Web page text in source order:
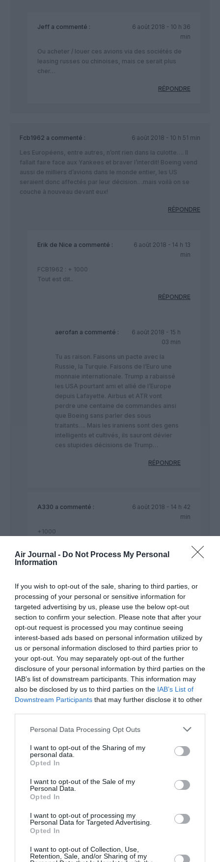
Air Journal - Do Not Process My Personal
Information
If you wish to opt-out of the sale, sharing to third parties, or
processing of your personal or sensitive information for
targeted advertising by us, please use the below opt-out
section to confirm your selection. Please note that after your
opt-out request is processed you may continue seeing
interest-based ads based on personal information utilized by
us or personal information disclosed to third parties prior to
your opt-out. You may separately opt-out of the further
disclosure of your personal information by third parties on the
IAB’s list of downstream participants. This information may
also be disclosed by us to third parties on the IAB’s List of
Downstream Participants that may further disclose it to other
Personal Data Processing Opt Outs
I want to opt-out of the Sharing of my
personal data.
Opted In
I want to opt-out of the Sale of my
Personal Data.
Opted In
I want to opt-out of processing my
Personal Data for Targeted Advertising.
Opted In
I want to opt-out of Collection, Use,
Retention, Sale, and/or Sharing of my
Jeff a commenté :
6 août 2018 - 10 h 36
min
Ou acheter / louer ces avions via des sociétés de
leasing russes ou chinoises, mais ce serait plus
cher…
RÉPONDRE
Fcb1962 a commenté :
6 août 2018 - 10 h 51 min
Les Européens, entre autres, n’ont rien dans la culotte…. Il
fallait faire face aux Yankees et braver l’interdit! Boeing vend
aussi de milliers d’avions dans le monde entier, les US
seraient donc affectés par leur décision.. .mais voilà on se
couche à nouveau devant eux!
RÉPONDRE
Erik de Nice a commenté :
6 août 2018 - 14 h 13
min
FCB1962 : + 1000
Tout est dit..
RÉPONDRE
aerofan a commenté :
6 août 2018 - 15 h
03 min
Tu as raison. Faisons un pacte avec la
Russie, la Turquie. Faisons de l’Euro une
monnaie internationale. Trump a rabaissé
les USA pourtant ami et allié de l’Europe
depuis Lafayette. Airbus et ATR vont
perdre une centaine de commandes ainsi
que Boeing sans parler des sous
traitants…. Mais les iraniens sont des gens
intelligents et cultivés, ils sauront dévier
ces stupides décisions de Trump…
RÉPONDRE
A330 a commenté :
6 août 2018 - 14 h 42
min
+1000
Comet4 a commenté :
6 août 2018 - 15 h 56
Braver le boycot US serait envisageable si les ATR
& Airbus étaient composés à 100% européens ,
mais comme ce n’est pas le cas et qu’il est pour le
moment impossible de livrer des avions incomplets
ou avec des éléments de substitution non
américains , les avioneurs européens sont obligés
de subir.
Dans un autre domaine mais toujours en Iran , il est
beaucoup plus difficile de comprendre pourquoi
Peugeot qui ne vend plus aucue voiture aux USA va
qui a annoncé qu’elle continue en Iran.
Cela dit l’Europe doit resister à la pression
exterieure d’ou qu’elle vienne.
RÉPONDRE
Ramea commenté :
Ah les américains et leur dictature économique…